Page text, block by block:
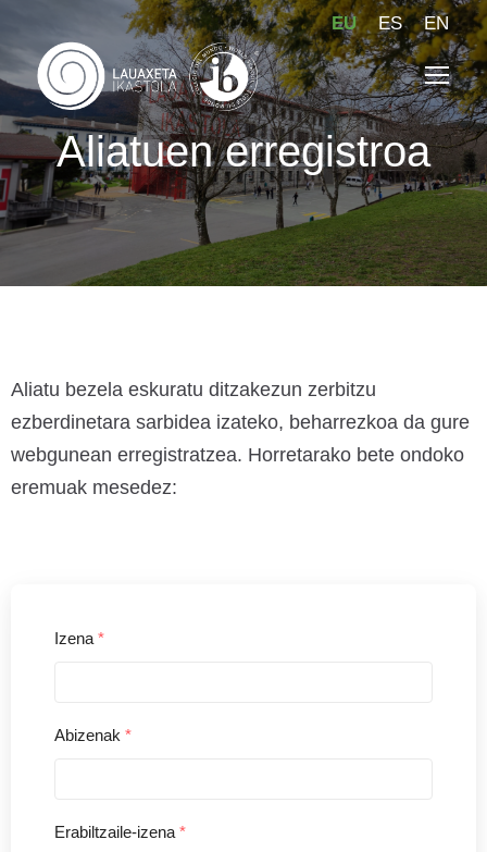
EU ES EN
Aliatuen erregistroa
Aliatu bezela eskuratu ditzakezun zerbitzu
ezberdinetara sarbidea izateko, beharrezkoa da gure
webgunean erregistratzea. Horretarako bete ondoko
eremuak mesedez:
Izena *
Abizenak *
Erabiltzaile-izena *